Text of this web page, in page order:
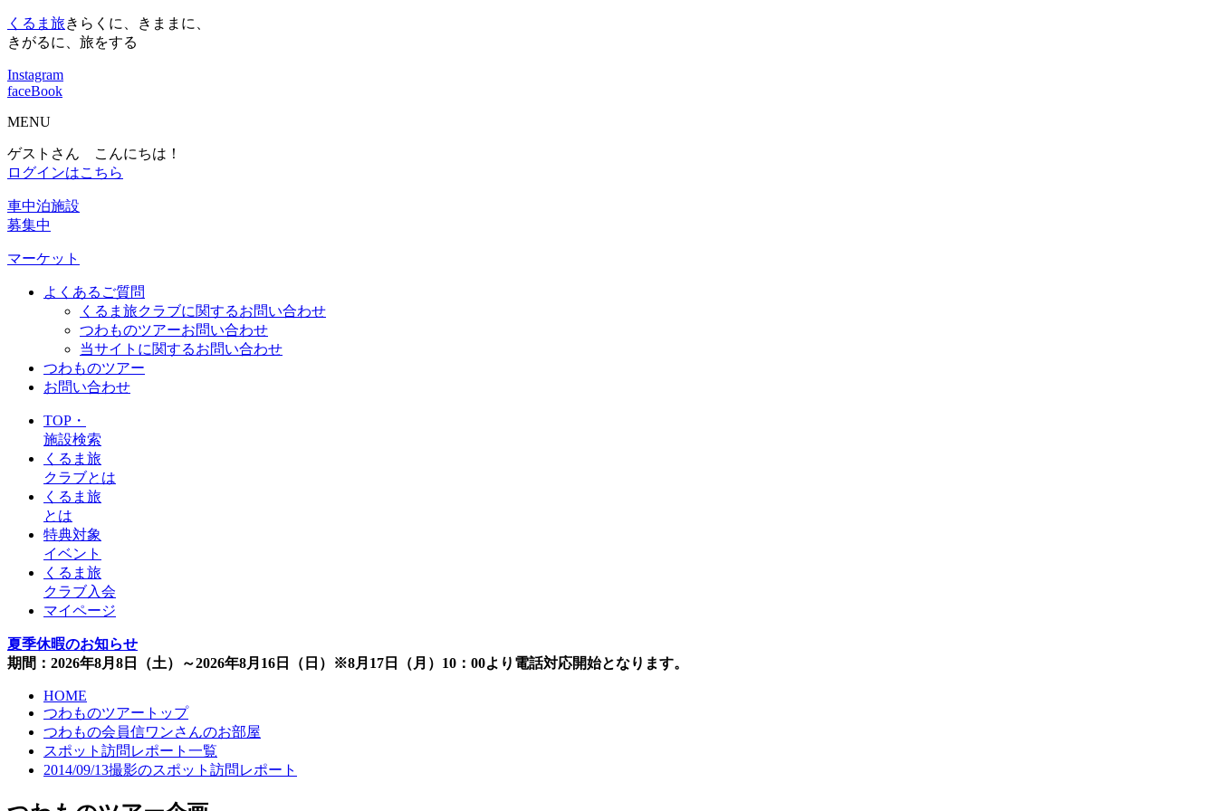
くるま旅きらくに、きままに、
きがるに、旅をする
Instagram
faceBook
MENU
ゲストさん こんにちは！
ログインはこちら
車中泊施設
募集中
マーケット
よくあるご質問
くるま旅クラブに関するお問い合わせ
つわものツアーお問い合わせ
当サイトに関するお問い合わせ
つわものツアー
お問い合わせ
TOP・
施設検索
くるま旅
クラブとは
くるま旅
とは
特典対象
イベント
くるま旅
クラブ入会
マイページ
夏季休暇のお知らせ
期間：2026年8月8日（土）～2026年8月16日（日）※8月17日（月）10：00より電話対応開始となります。
HOME
つわものツアートップ
つわもの会員信ワンさんのお部屋
スポット訪問レポート一覧
2014/09/13撮影のスポット訪問レポート